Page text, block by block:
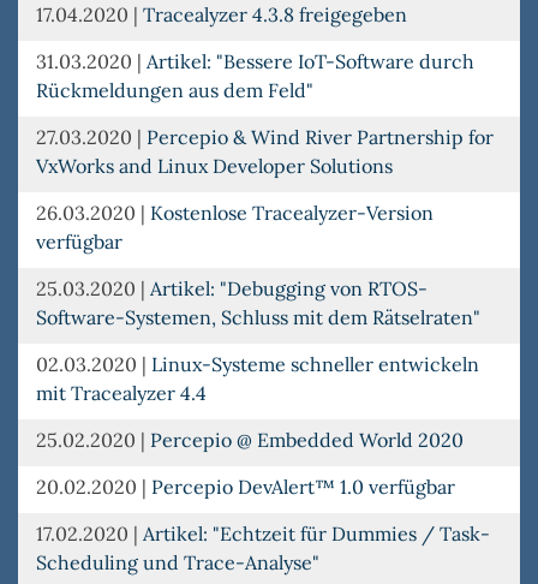
17.04.2020 | Tracealyzer 4.3.8 freigegeben
31.03.2020 | Artikel: "Bessere IoT-Software durch
Rückmeldungen aus dem Feld"
27.03.2020 | Percepio & Wind River Partnership for
VxWorks and Linux Developer Solutions
26.03.2020 | Kostenlose Tracealyzer-Version
verfügbar
25.03.2020 | Artikel: "Debugging von RTOS-
Software-Systemen, Schluss mit dem Rätselraten"
02.03.2020 | Linux-Systeme schneller entwickeln
mit Tracealyzer 4.4
25.02.2020 | Percepio @ Embedded World 2020
20.02.2020 | Percepio DevAlert™ 1.0 verfügbar
17.02.2020 | Artikel: "Echtzeit für Dummies / Task-
Scheduling und Trace-Analyse"